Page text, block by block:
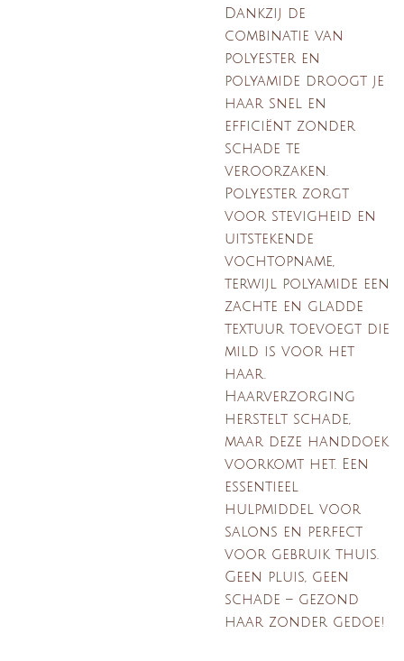
Dankzij de
combinatie van
polyester en
polyamide droogt je
haar snel en
efficiënt zonder
schade te
veroorzaken.
Polyester zorgt
voor stevigheid en
uitstekende
vochtopname,
terwijl polyamide een
zachte en gladde
textuur toevoegt die
mild is voor het
haar.
Haarverzorging
herstelt schade,
maar deze handdoek
voorkomt het. Een
essentieel
hulpmiddel voor
salons en perfect
voor gebruik thuis.
Geen pluis, geen
schade – gezond
haar zonder gedoe!